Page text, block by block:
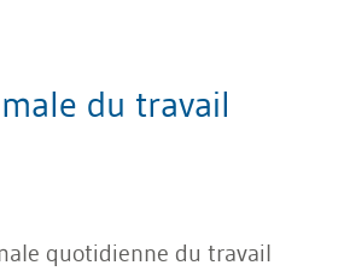
du travail
quotidienne du travail